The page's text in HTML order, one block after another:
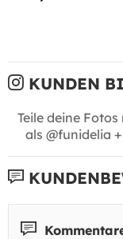
KUNDEN
Teile deine
als @funidelia +